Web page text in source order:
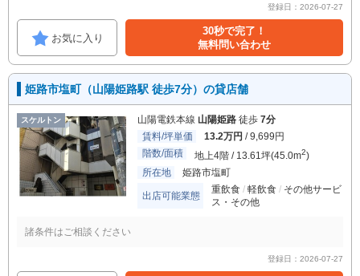
登録日：2026-07-27
お気に入り
30秒で完了！
無料問い合わせ
姫路市塩町（山陽姫路駅 徒歩7分）の貸店舗
スケルトン 山陽電鉄本線 山陽姫路 徒歩 7分
賃料/坪単価
13.2万円 / 9,699円
階数/面積
地上4階 / 13.61坪(45.0m2)
所在地
姫路市塩町
出店可能業態
重飲食 軽飲食
その他サービ
ス・その他
諸条件はご相談ください
登録日：2026-07-27